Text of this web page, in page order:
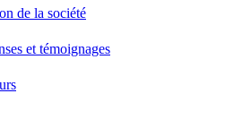
de la société
et témoignages